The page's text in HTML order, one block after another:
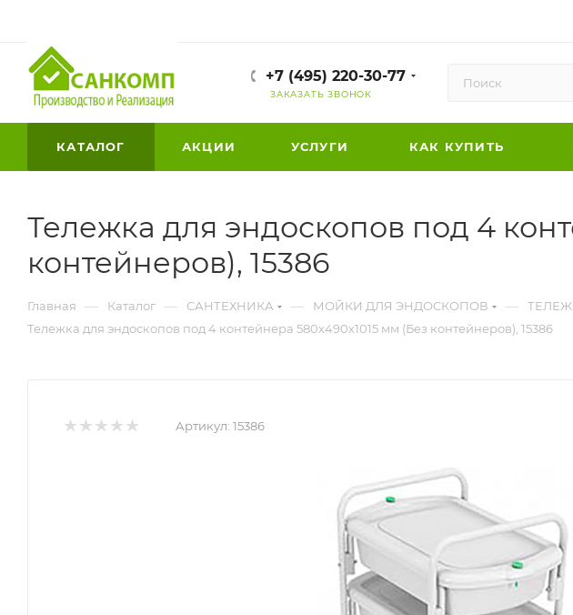
+7 (495) 220-30-77
ЗАКАЗАТЬ ЗВОНОК
КАТАЛОГ АКЦИИ УСЛУГИ КАК КУПИТЬ
Тележка для эндоскопов под 4
контейнеров), 15386
Главная — Каталог — САНТЕХНИКА — МОЙКИ ДЛЯ ЭНДОСКОПОВ —
Тележка для эндоскопов под 4 контейнера 580х490х1015 мм (Без контейнеров), 15386
Артикул: 15386